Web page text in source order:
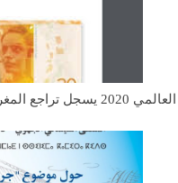
افريقيا ودوليا